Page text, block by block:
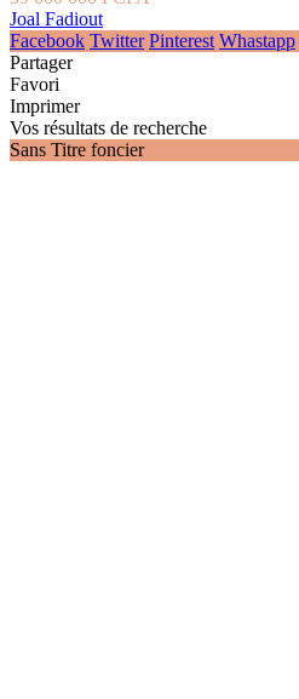
Joal Fadiout
Facebook Twitter Pinterest Whastapp
Partager
Favori
Imprimer
Vos résultats de recherche
Sans Titre foncier